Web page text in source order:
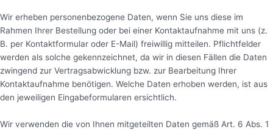
Wir erheben personenbezogene Daten, wenn Sie uns diese im
Rahmen Ihrer Bestellung oder bei einer Kontaktaufnahme mit uns (z.
B. per Kontaktformular oder E-Mail) freiwillig mitteilen. Pflichtfelder
werden als solche gekennzeichnet, da wir in diesen Fällen die Daten
zwingend zur Vertragsabwicklung bzw. zur Bearbeitung Ihrer
Kontaktaufnahme benötigen. Welche Daten erhoben werden, ist aus
den jeweiligen Eingabeformularen ersichtlich.
Wir verwenden die von Ihnen mitgeteilten Daten gemäß Art. 6 Abs. 1